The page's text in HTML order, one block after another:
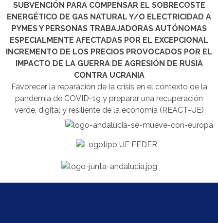
SUBVENCIÓN PARA COMPENSAR EL SOBRECOSTE
ENERGÉTICO DE GAS NATURAL Y/O ELECTRICIDAD A
PYMES Y PERSONAS TRABAJADORAS AUTÓNOMAS
ESPECIALMENTE AFECTADAS POR EL EXCEPCIONAL
INCREMENTO DE LOS PRECIOS PROVOCADOS POR EL
IMPACTO DE LA GUERRA DE AGRESIÓN DE RUSIA
CONTRA UCRANIA
Favorecer la reparación de la crisis en el contexto de la
pandemia de COVID-19 y preparar una recuperación
verde, digital y resiliente de la economía (REACT-UE)